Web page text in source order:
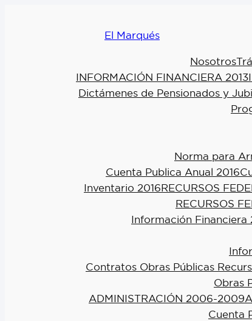
El Marqués
Nosotros
INFORMACIÓN FINANCIERA 2013
Dictámenes de Pensionados y
Norma para
Cuenta Publica Anual 2016
Inventario 2016RECURSOS
RECURSOS
Información Financiera
Contratos Obras Públicas
Obras
ADMINISTRACIÓN 2006-2009
Cuenta